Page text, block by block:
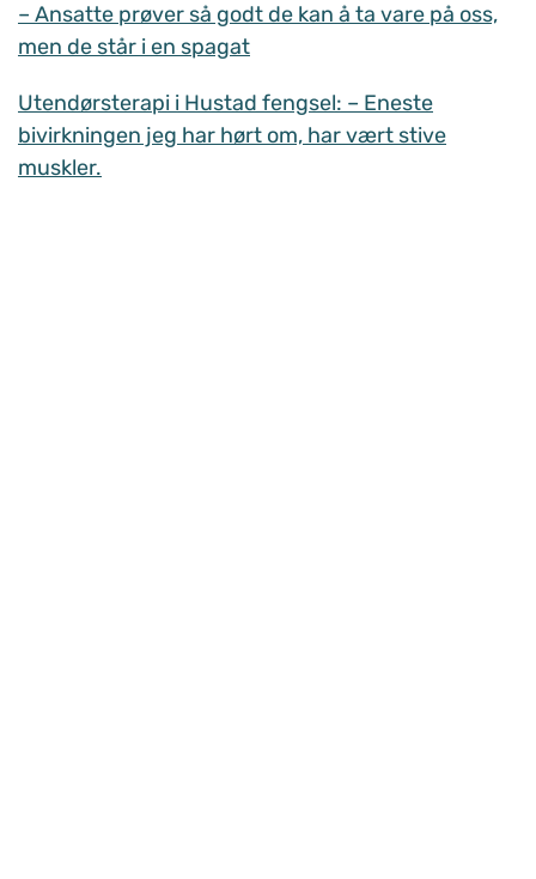
– Ansatte prøver så godt de kan å ta vare på oss,
men de står i en spagat
Utendørsterapi i Hustad fengsel: – Eneste
bivirkningen jeg har hørt om, har vært stive
muskler.